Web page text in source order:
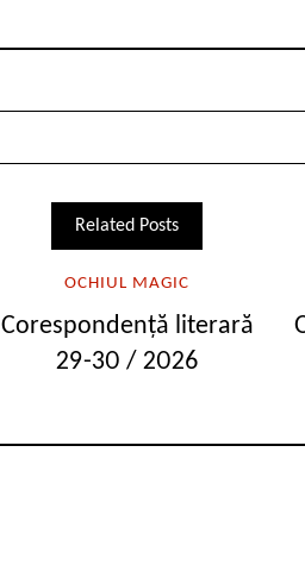
Related Posts
OCHIUL MAGIC
Corespondență literară
29-30 / 2026